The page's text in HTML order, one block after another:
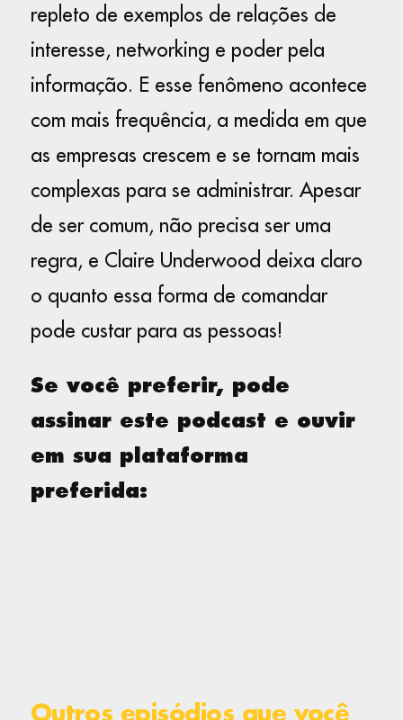
repleto de exemplos de relações de
interesse, networking e poder pela
informação. E esse fenômeno acontece
com mais frequência, a medida em que
as empresas crescem e se tornam mais
complexas para se administrar. Apesar
de ser comum, não precisa ser uma
regra, e Claire Underwood deixa claro
o quanto essa forma de comandar
pode custar para as pessoas!
Se você preferir, pode
assinar este podcast e ouvir
em sua plataforma
preferida:
Outros episódios que você